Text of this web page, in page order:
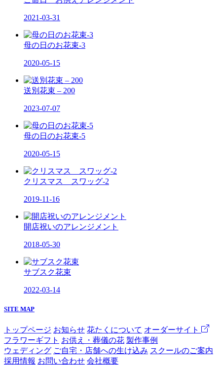
2021-03-31
母の日のお花束-3
2020-05-15
送別花束 – 200
2023-07-07
母の日のお花束-5
2020-05-15
クリスマス スワッグ-2
2019-11-16
開店祝いのアレンジメント
2018-05-30
サブスク花束
2022-03-14
SITE MAP
トップページ お知らせ 花たくについて オーダーサイト
フラワーギフト お供え・葬儀の花 製作事例
ウェディング ご自宅・店舗への生け込み スクールのご案内
採用情報 お問い合わせ 会社概要